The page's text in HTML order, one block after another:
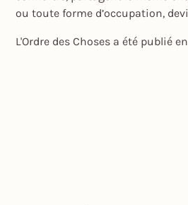
ou toute forme d’occupation,
L'Ordre des Choses a été publié